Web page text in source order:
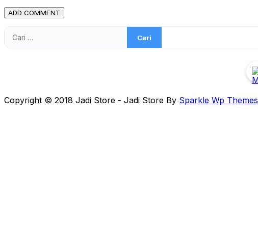
Cari
untuk:
Copyright © 2018 Jadi Store - Jadi Store By Sparkle Wp Themes